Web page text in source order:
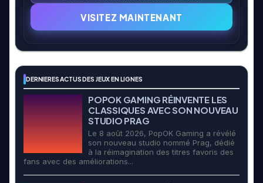
VISITEZ MAINTENANT
DERNIERES ACTUS DES JEUX EN LIGNES
POPOK GAMING RÉINVENTE LES
CLASSIQUES AVEC SON NOUVEAU
STUDIO PRAG
Le 8 août 2026, PopOK Gaming a révélé
son nouveau studio nommé Prag, dédié
à la réimagination des titres favoris des
fans avec des améliorations...